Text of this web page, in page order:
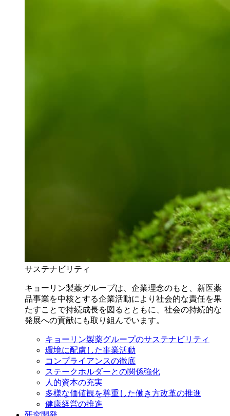
サステナビリティ
キョーリン製薬グループは、企業理念のもと、新医薬
品事業を中核とする企業活動により社会的な責任を果
たすことで持続成長を図るとともに、社会の持続的な
発展への貢献にも取り組んでいます。
キョーリン製薬グループのサステナビリティ
環境に配慮した事業活動
コンプライアンスの徹底
ステークホルダーとの関係強化
人的資本の充実
多様な価値観を尊重した働き方改革の推進
健康経営の推進